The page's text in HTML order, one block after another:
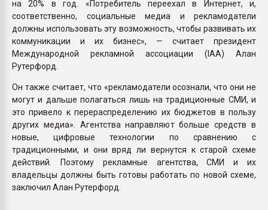
на 20% в год. «Потребитель переехал в Интернет, и,
соответственно, социальные медиа и рекламодатели
должны использовать эту возможность, чтобы развивать их
коммуникации и их бизнес», — считает президент
Международной рекламной ассоциации (IAA) Алан
Рутерфорд.
Он также считает, что «рекламодатели осознали, что они не
могут и дальше полагаться лишь на традиционные СМИ, и
это привело к перераспределению их бюджетов в пользу
других медиа». Агентства направляют больше средств в
новые, цифровые технологии по сравнению с
традиционными, и они вряд ли вернутся к старой схеме
действий. Поэтому рекламные агентства, СМИ и их
владельцы должны быть готовы работать по новой схеме,
заключил Алан Рутерфорд.